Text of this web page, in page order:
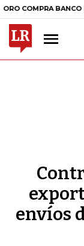
BANCO DE LA
envíos